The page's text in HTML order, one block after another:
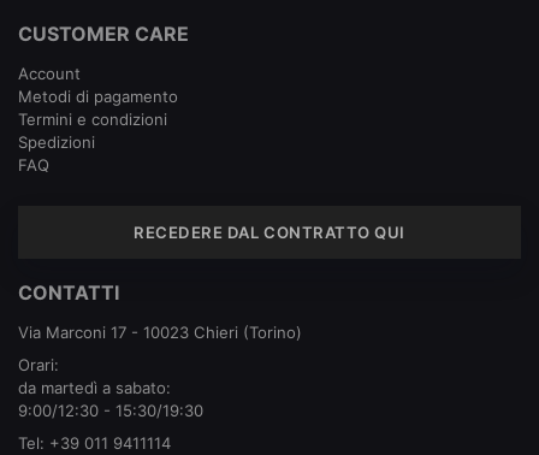
CUSTOMER CARE
Account
Metodi di pagamento
Termini e condizioni
Spedizioni
FAQ
RECEDERE DAL CONTRATTO QUI
CONTATTI
Via Marconi 17 - 10023 Chieri (Torino)
Orari:
da martedì a sabato:
9:00/12:30 - 15:30/19:30
Tel: +39 011 9411114